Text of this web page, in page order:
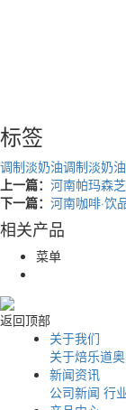
标签
调制淡奶油调制淡奶
上一篇： 河南帕玛森
下一篇： 河南咖啡·饮
相关产品
菜单
返回顶部
关于我们
关于焙乐道
新闻资讯
公司新闻 行